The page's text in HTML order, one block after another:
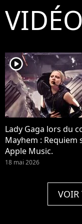
player2
Lady Gaga lors du
Mayhem : Requiem
Apple Music.
18 mai 2026
VOIR